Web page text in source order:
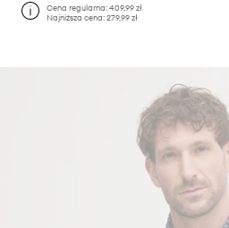
Cena regularna:409,99 zł
Najniższa cena:279,99 zł